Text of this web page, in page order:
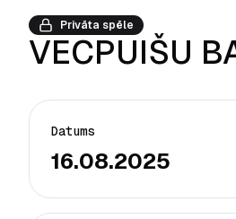
Privāta spēle
VECPUIŠU
Datums
16.08.2025